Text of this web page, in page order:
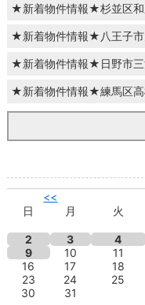
★新着物件情報★杉並区
★新着物件情報★八王子
★新着物件情報★日野市
★新着物件情報★練馬区
<<
日
月 火
2
3 4
9
10 11
16
17 18
23
24 25
30
31